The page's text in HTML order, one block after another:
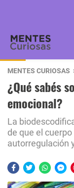
MENTES CURIOSAS
¿Qué sabés
emocional?
La
de que el
autorregulación